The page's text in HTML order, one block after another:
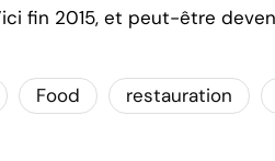
fin 2015, et peut-être
Food restauration